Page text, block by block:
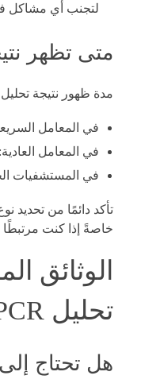
لتجنب أي مشاكل
متى تظهر
مدة ظهور نتيجة تحليل PCR تختلف من معمل لآخر:
في المعامل السريعة: خلال 6
في المعامل العادية: خلال 24
في المستشفيات
تأكد دائمًا من تحديد
خاصةً إذا كنت
الوثائق
تحليل PCR في القاهرة
هل تحتاج